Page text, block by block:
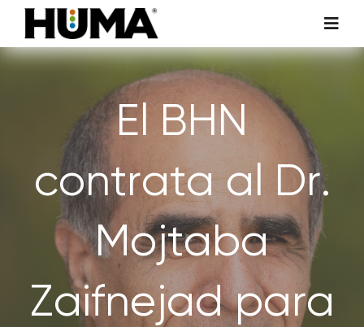
Skip
content
AGRICULTURA
CÉSPED Y PLANTAS ORNAMENTALES
ADITIVOS TECNOLÓGICOS
HUMA MEDIOAMBIENTAL
INVESTIGACIÓN Y DESARROLLO
El BHN
contrata al Dr.
Mojtaba
Zaifnejad para